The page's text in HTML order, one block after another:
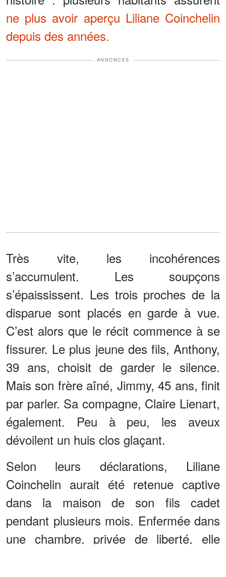
ne plus avoir aperçu Liliane Coinchelin
depuis des années.
ANNONCES
Très vite, les incohérences
s’accumulent. Les soupçons
s’épaississent. Les trois proches de la
disparue sont placés en garde à vue.
C’est alors que le récit commence à se
fissurer. Le plus jeune des fils, Anthony,
39 ans, choisit de garder le silence.
Mais son frère aîné, Jimmy, 45 ans, finit
par parler. Sa compagne, Claire Lienart,
également. Peu à peu, les aveux
dévoilent un huis clos glaçant.
Selon leurs déclarations, Liliane
Coinchelin aurait été retenue captive
dans la maison de son fils cadet
pendant plusieurs mois. Enfermée dans
une chambre, privée de liberté, elle